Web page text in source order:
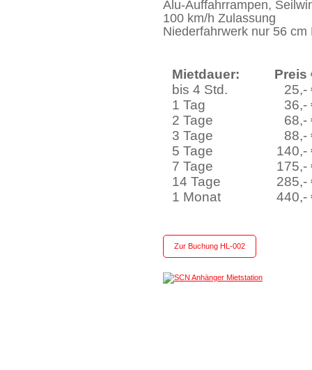
Alu-Auffahrrampen,
100 km/h Zulassung
Niederfahrwerk nur 56 cm
Mietdauer:
bis 4 Std.
1 Tag
2 Tage
3 Tage
5 Tage
7 Tage
14 Tage
1 Monat
Preis
25,-
36,-
68,-
88,-
140,-
175,-
285,-
440,-
Zur Buchung HL-002